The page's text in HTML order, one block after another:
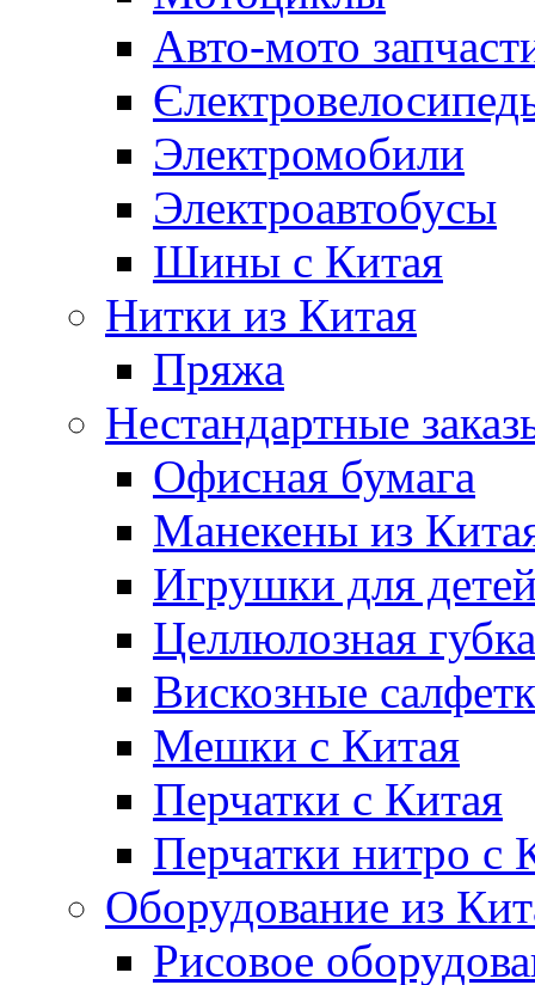
Авто-мото
Электромобили
Электроавтобусы
Шины с Китая
Нитки из Китая
Пряжа
Нестандартные
Офисная бумага
Манекены из
Игрушки для
Целлюлозная губка
Вискозные
Мешки с Китая
Перчатки с Китая
Перчатки нитро с
Оборудование из
Рисовое